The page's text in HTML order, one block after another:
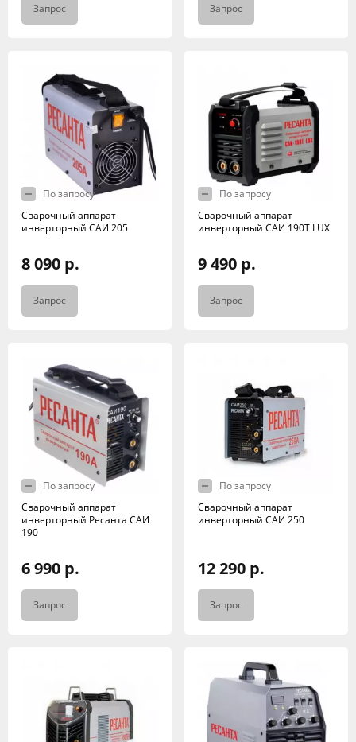
Запрос Запрос
По запросу
Сварочный аппарат
инверторный САИ 205
8 090 р.
Запрос
По запросу
Сварочный аппарат
инверторный САИ 190Т LUX
9 490 р.
Запрос
По запросу
Сварочный аппарат
инверторный Ресанта САИ
190
6 990 р.
Запрос
По запросу
Сварочный аппарат
инверторный САИ 250
12 290 р.
Запрос